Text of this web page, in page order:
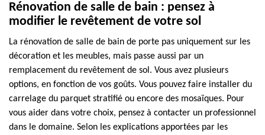
Rénovation de salle de bain : pensez à
modifier le revêtement de votre sol
La rénovation de salle de bain de porte pas uniquement sur les
décoration et les meubles, mais passe aussi par un
remplacement du revêtement de sol. Vous avez plusieurs
options, en fonction de vos goûts. Vous pouvez faire installer du
carrelage du parquet stratifié ou encore des mosaïques. Pour
vous aider dans votre choix, pensez à contacter un professionnel
dans le domaine. Selon les explications apportées par les